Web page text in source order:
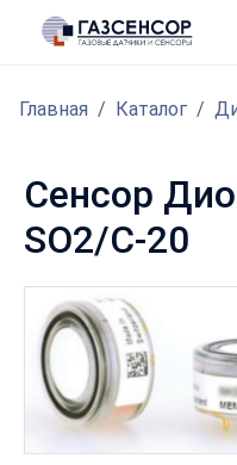
Главная Каталог
Сенсор
SO2/C-20